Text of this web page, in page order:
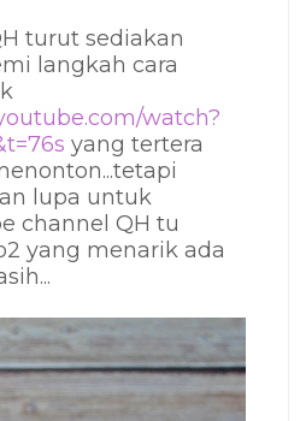
turut sediakan
langkah cara
watch?
yang tertera
lupa untuk
channel QH tu
yang menarik ada